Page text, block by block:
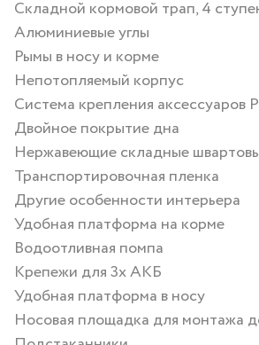
Складной кормовой трап, 4
Алюминиевые углы
Рымы в носу и корме
Непотопляемый корпус
Система крепления аксессуаров
Двойное покрытие дна
Нержавеющие складные
Транспортировочная пленка
Другие особенности интерьера
Удобная платформа на корме
Водоотливная помпа
Крепежи для 3х АКБ
Удобная платформа в носу
Носовая площадка для монтажа